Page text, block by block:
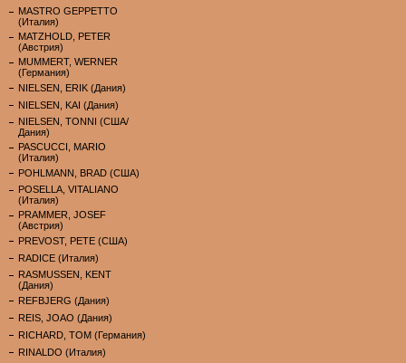
MASTRO GEPPETTO
(Италия)
MATZHOLD, PETER
(Австрия)
MUMMERT, WERNER
(Германия)
NIELSEN, ERIK (Дания)
NIELSEN, KAI (Дания)
NIELSEN, TONNI (США/
Дания)
PASCUCCI, MARIO
(Италия)
POHLMANN, BRAD (США)
POSELLA, VITALIANO
(Италия)
PRAMMER, JOSEF
(Австрия)
PREVOST, PETE (США)
RADICE (Италия)
RASMUSSEN, KENT
(Дания)
REFBJERG (Дания)
REIS, JOAO (Дания)
RICHARD, TOM (Германия)
RINALDO (Италия)